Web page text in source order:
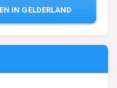
IN GELDERLAND